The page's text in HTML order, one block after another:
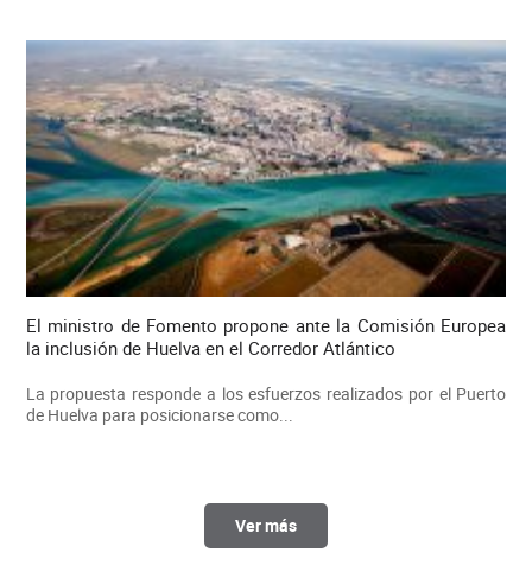
El ministro de Fomento propone ante la Comisión Europea
la inclusión de Huelva en el Corredor Atlántico
La propuesta responde a los esfuerzos realizados por el Puerto
de Huelva para posicionarse como...
Ver más